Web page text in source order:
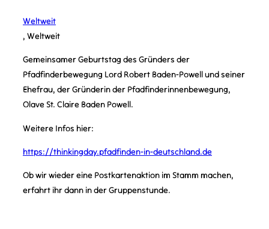
Weltweit
, Weltweit
Gemeinsamer Geburtstag des Gründers der
Pfadfinderbewegung Lord Robert Baden-Powell und seiner
Ehefrau, der Gründerin der Pfadfinderinnenbewegung,
Olave St. Claire Baden Powell.
Weitere Infos hier:
https://thinkingday.pfadfinden-in-deutschland.de
Ob wir wieder eine Postkartenaktion im Stamm machen,
erfahrt ihr dann in der Gruppenstunde.